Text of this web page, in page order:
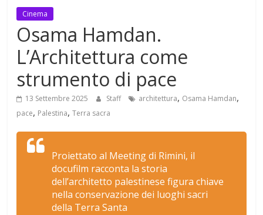
Mensile
arte,
cultura,
curiosità
Cinema
Osama Hamdan.
L’Architettura come
strumento di pace
13 Settembre 2025 Staff architettura, Osama Hamdan,
pace, Palestina,Terra sacra
Proiettato al Meeting di Rimini, il
docufilm racconta la storia
dell’architetto palestinese figura chiave
nella conservazione dei luoghi sacri
della Terra Santa